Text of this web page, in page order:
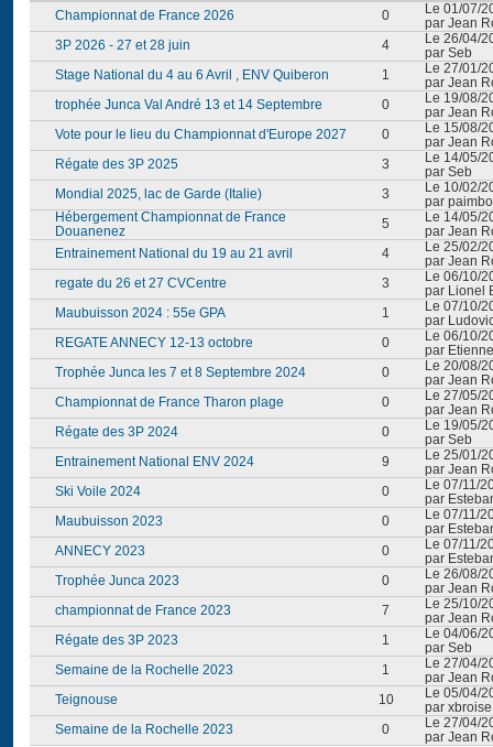
Championnat de France 2026 0
Le 01/07/
par Jean
3P 2026 - 27 et 28 juin
4
Le 26/04/
par Seb
Stage National du 4 au 6 Avril , ENV Quiberon
1
Le 27/01/
par Jean
trophée Junca Val André 13 et 14 Septembre
0
Le 19/08/
par Jean
Vote pour le lieu du Championnat d'Europe 2027
0
Le 15/08/
par Jean
Régate des 3P 2025
3
Le 14/05/
par Seb
Mondial 2025, lac de Garde (Italie)
3
Le 10/02/
par
Hébergement Championnat de France
Douanenez
5
Le 14/05/
par Jean
Entrainement National du 19 au 21 avril
4
Le 25/02/
par Jean
regate du 26 et 27 CVCentre
3
Le 06/10/
par Lionel
Maubuisson 2024 : 55e GPA
1
Le 07/10/
par
REGATE ANNECY 12-13 octobre
0
Le 06/10/
par
Trophée Junca les 7 et 8 Septembre 2024
0
Le 20/08/
par Jean
Championnat de France Tharon plage
0
Le 27/05/
par Jean
Régate des 3P 2024
0
Le 19/05/
par Seb
Entrainement National ENV 2024
9
Le 25/01/
par Jean
Ski Voile 2024
0
Le 07/11/
par
Maubuisson 2023
0
Le 07/11/
par
ANNECY 2023
0
Le 07/11/
par
Trophée Junca 2023
0
Le 26/08/
par Jean
championnat de France 2023
7
Le 25/10/
par Jean
Régate des 3P 2023
1
Le 04/06/
par Seb
Semaine de la Rochelle 2023
1
Le 27/04/
par Jean
Teignouse
10
Le 05/04/
par xbroise
Semaine de la Rochelle 2023
0
Le 27/04/
par Jean